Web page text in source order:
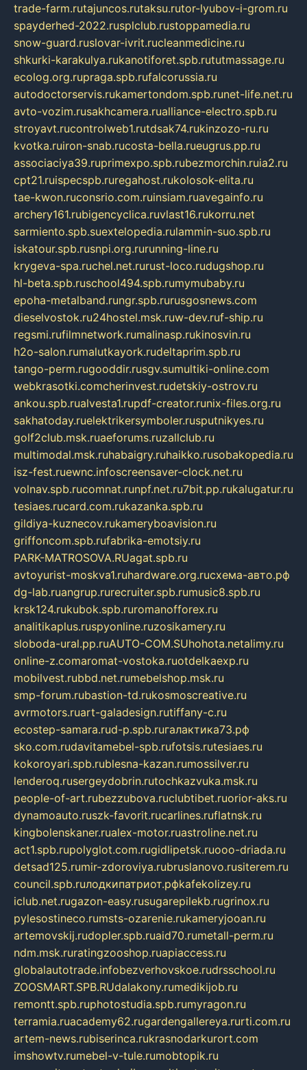
trade-farm.rutajuncos.rutaksu.rutor-lyubov-i-grom.ru
spayderhed-2022.rusplclub.rustoppamedia.ru
snow-guard.ruslovar-ivrit.rucleanmedicine.ru
shkurki-karakulya.rukanotiforet.spb.rututmassage.ru
ecolog.org.rupraga.spb.rufalcorussia.ru
autodoctorservis.rukamertondom.spb.runet-life.net.ru
avto-vozim.rusakhcamera.rualliance-electro.spb.ru
stroyavt.rucontrolweb1.rutdsak74.rukinzozo-ru.ru
kvotka.ruiron-snab.rucosta-bella.rueugrus.pp.ru
associaciya39.ruprimexpo.spb.rubezmorchin.ruia2.ru
cpt21.ruispecspb.ruregahost.rukolosok-elita.ru
tae-kwon.ruconsrio.com.ruinsiam.ruavegainfo.ru
archery161.rubigencyclica.ruvlast16.rukorru.net
sarmiento.spb.suextelopedia.rulammin-suo.spb.ru
iskatour.spb.rusnpi.org.rurunning-line.ru
krygeva-spa.ruchel.net.rurust-loco.rudugshop.ru
hl-beta.spb.ruschool494.spb.rumymubaby.ru
epoha-metalband.rungr.spb.rurusgosnews.com
dieselvostok.ru24hostel.msk.ruw-dev.ruf-ship.ru
regsmi.rufilmnetwork.rumalinasp.rukinosvin.ru
h2o-salon.rumalutkayork.rudeltaprim.spb.ru
tango-perm.rugooddir.rusgv.sumultiki-online.com
webkrasotki.comcherinvest.rudetskiy-ostrov.ru
ankou.spb.rualvesta1.rupdf-creator.runix-files.org.ru
sakhatoday.ruelektrikersymboler.rusputnikyes.ru
golf2club.msk.ruaeforums.ruzallclub.ru
multimodal.msk.ruhabaigry.ruhaikko.rusobakopedia.ru
isz-fest.ruewnc.infoscreensaver-clock.net.ru
volnav.spb.rucomnat.runpf.net.ru7bit.pp.rukalugatur.ru
tesiaes.rucard.com.rukazanka.spb.ru
gildiya-kuznecov.rukameryboavision.ru
griffoncom.spb.rufabrika-emotsiy.ru
PARK-MATROSOVA.RUagat.spb.ru
avtoyurist-moskva1.ruhardware.org.ruсхема-авто.рф
dg-lab.ruangrup.rurecruiter.spb.rumusic8.spb.ru
krsk124.rukubok.spb.ruromanofforex.ru
analitikaplus.ruspyonline.ruzosikamery.ru
sloboda-ural.pp.ruAUTO-COM.SUhohota.netalimy.ru
online-z.comaromat-vostoka.ruotdelkaexp.ru
mobilvest.rubbd.net.rumebelshop.msk.ru
smp-forum.rubastion-td.rukosmoscreative.ru
avrmotors.ruart-galadesign.rutiffany-c.ru
ecostep-samara.rud-p.spb.ruгалактика73.рф
sko.com.rudavitamebel-spb.rufotsis.rutesiaes.ru
kokoroyari.spb.rublesna-kazan.rumossilver.ru
lenderoq.rusergeydobrin.rutochkazvuka.msk.ru
people-of-art.rubezzubova.ruclubtibet.ruorior-aks.ru
dynamoauto.ruszk-favorit.rucarlines.ruflatnsk.ru
kingbolenskaner.rualex-motor.ruastroline.net.ru
act1.spb.rupolyglot.com.rugidlipetsk.ruooo-driada.ru
detsad125.rumir-zdoroviya.rubruslanovo.rusiterem.ru
council.spb.ruлодкипатриот.рфkafekolizey.ru
iclub.net.rugazon-easy.rusugarepilekb.rugrinox.ru
pylesostineco.rumsts-ozarenie.rukameryjooan.ru
artemovskij.rudopler.spb.ruaid70.rumetall-perm.ru
ndm.msk.ruratingzooshop.ruapiaccess.ru
globalautotrade.infobezverhovskoe.rudrsschool.ru
ZOOSMART.SPB.RUdalakony.rumedikijob.ru
remontt.spb.ruphotostudia.spb.rumyragon.ru
terramia.ruacademy62.rugardengallereya.rurti.com.ru
artem-news.rubiserinca.rukrasnodarkurort.com
imshowtv.rumebel-v-tule.rumobtopik.ru